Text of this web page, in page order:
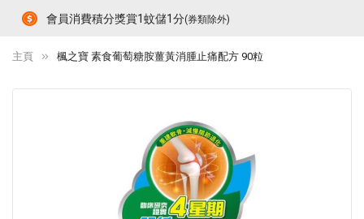
會員消費積分獎賞1蚊儲1分(券類除外)
主頁 楓之寶 素食葡萄糖胺薑黃消腫止痛配方 90粒